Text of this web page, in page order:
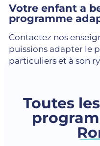
Votre enfant a
programme
Contactez nos
puissions adapter le
particuliers et à son
Toutes